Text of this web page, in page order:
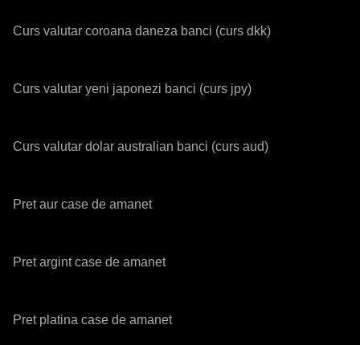
Curs valutar coroana daneza banci (curs dkk)
Curs valutar yeni japonezi banci (curs jpy)
Curs valutar dolar australian banci (curs aud)
Pret aur case de amanet
Pret argint case de amanet
Pret platina case de amanet